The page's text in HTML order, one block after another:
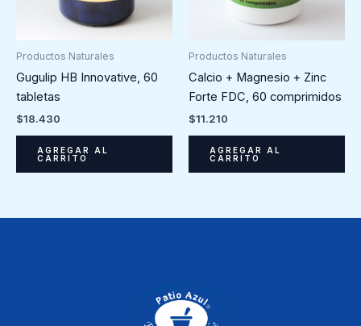
Productos Naturales
Gugulip HB Innovative, 60
tabletas
$18.430
AGREGAR AL
CARRITO
Productos Naturales
Calcio + Magnesio + Zinc
Forte FDC, 60 comprimidos
$11.210
AGREGAR AL
CARRITO